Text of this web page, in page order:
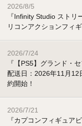
2026/8/5
『Infinity Studio スト
リコンアクションフィ
2026/7/24
『【PS5】グランド・
配送日：2026年11月12
約開始！
2026/7/21
『カプコンフィギュ